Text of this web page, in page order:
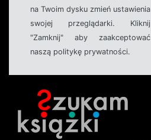
na Twoim dysku zmień ustawienia
swojej przeglądarki. Kliknij
"Zamknij" aby zaakceptować
naszą politykę prywatności.